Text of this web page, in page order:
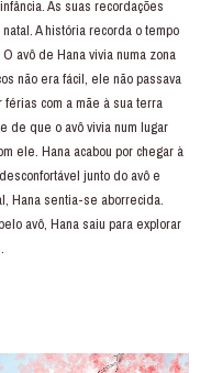
As suas recordações
A história recorda o tempo
avô de Hana vivia numa zona
não era fácil, ele não passava
férias com a mãe à sua terra
de que o avô vivia num lugar
ele. Hana acabou por chegar à
junto do avô e
Hana sentia-se aborrecida.
avô, Hana saiu para explorar